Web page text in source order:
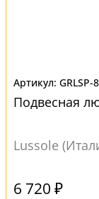
GRLSP-
Подвесная
Lussole
6 720 ₽